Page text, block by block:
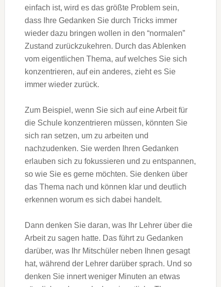
einfach ist, wird es das größte Problem sein,
dass Ihre Gedanken Sie durch Tricks immer
wieder dazu bringen wollen in den “normalen”
Zustand zurückzukehren. Durch das Ablenken
vom eigentlichen Thema, auf welches Sie sich
konzentrieren, auf ein anderes, zieht es Sie
immer wieder zurück.
Zum Beispiel, wenn Sie sich auf eine Arbeit für
die Schule konzentrieren müssen, könnten Sie
sich ran setzen, um zu arbeiten und
nachzudenken. Sie werden Ihren Gedanken
erlauben sich zu fokussieren und zu entspannen,
so wie Sie es gerne möchten. Sie denken über
das Thema nach und können klar und deutlich
erkennen worum es sich dabei handelt.
Dann denken Sie daran, was Ihr Lehrer über die
Arbeit zu sagen hatte. Das führt zu Gedanken
darüber, was Ihr Mitschüler neben Ihnen gesagt
hat, während der Lehrer darüber sprach. Und so
denken Sie innert weniger Minuten an etwas